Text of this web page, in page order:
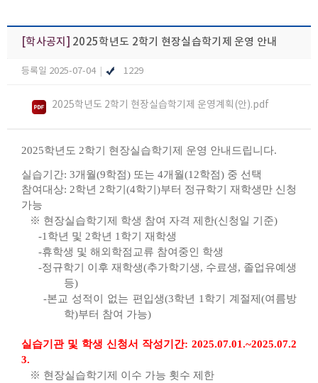
[학사공지] 2025학년도 2학기 현장실습학기제 운영 안내
등록일 2025-07-04 1229
2025학년도 2학기 현장실습학기제 운영계획(안).pdf
2025학년도 2학기 현장실습학기제 운영 안내드립니다.
실습기간: 3개월(9학점) 또는 4개월(12학점) 중 선택
참여대상: 2학년 2학기(4학기)부터 정규학기 재학생만 신청
가능
※ 현장실습학기제 학생 참여 자격 제한(신청일 기준)
-1학년 및 2학년 1학기 재학생
-휴학생 및 해외학점교류 참여중인 학생
-정규학기 이후 재학생(추가학기생, 수료생, 졸업유예생
등)
-본교 성적이 없는 편입생(3학년 1학기 계절제(여름방
학)부터 참여 가능)
실습기관 및 학생 신청서 작성기간: 2025.07.01.~2025.07.2
3.
※ 현장실습학기제 이수 가능 횟수 제한